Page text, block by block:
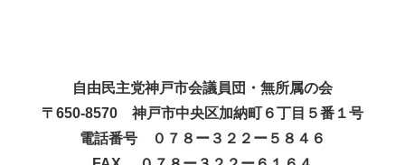
自由民主党神戸市会議員団・無所属の会
〒650-8570 神戸市中央区加納町６丁目５番１号
電話番号 ０７８ー３２２ー５８４６